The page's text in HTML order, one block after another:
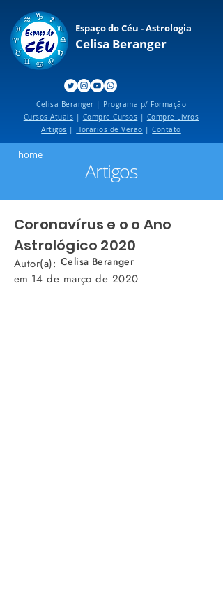
Espaço do Céu - Astrologia
Celisa Beranger
Celisa Beranger | Programa p/ Formação
Cursos Atuais | Compre Cursos | Compre Livros
Artigos | Horários de Verão |Contato
home
Artigos
Coronavírus e o o Ano
Astrológico 2020
Autor(a): Celisa Beranger
em 14 de março de 2020